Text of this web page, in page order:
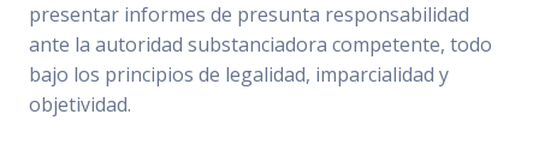
presentar informes de presunta responsabilidad
ante la autoridad substanciadora competente, todo
bajo los principios de legalidad, imparcialidad y
objetividad.